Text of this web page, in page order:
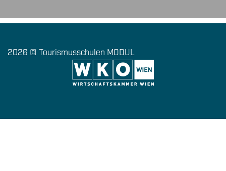
2026 © Tourismusschulen MODUL